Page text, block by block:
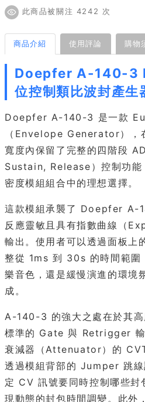
此商品被關注 4242 次
商品介紹 使用評論 購物
Doepfer A-140-3
位控制類比波封產生
Doepfer A-140-3 是一款
（Envelope Generator），
寬度內保留了完整的四階段
Sustain, Release）控制功能
密度模組組合中的理想選擇。
這款模組承襲了 Doepfer A-
反應靈敏且具有指數曲線（
輸出。使用者可以透過面板上
整從 1ms 到 30s 的時間範圍
樂音色，還是緩慢演進的環境
成。
A-140-3 的強大之處在於其高
標準的 Gate 與 Retrigger 輸
衰減器（Attenuator）的
透過模組背部的 Jumper 跳線
定 CV 訊號要同時控制哪些封
現動態的封包時間調變。此外